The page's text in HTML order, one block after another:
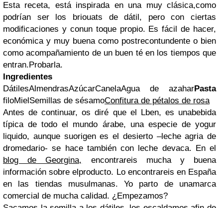
Esta receta, está inspirada en una muy clásica,como
podrían ser los briouats de dátil, pero con ciertas
modificaciones y conun toque propio. Es fácil de hacer,
económica y muy buena como postrecontundente o bien
como acompañamiento de un buen té en los tiempos que
entran.Probarla.
Ingredientes
DátilesAlmendrasAzúcarCanelaAgua de azaharPasta
filoMiel Semillas de sésamoConfitura de pétalos de rosa
Antes de continuar, os diré que el Lben, es unabebida
típica de todo el mundo árabe, una especie de yogur
liquido, aunque suorigen es el desierto –leche agria de
dromedario- se hace también con leche devaca. En el
blog de Georgina, encontrareis mucha y buena
información sobre elproducto. Lo encontrareis en España
en las tiendas musulmanas. Yo parto de unamarca
comercial de mucha calidad. ¿Empezamos?